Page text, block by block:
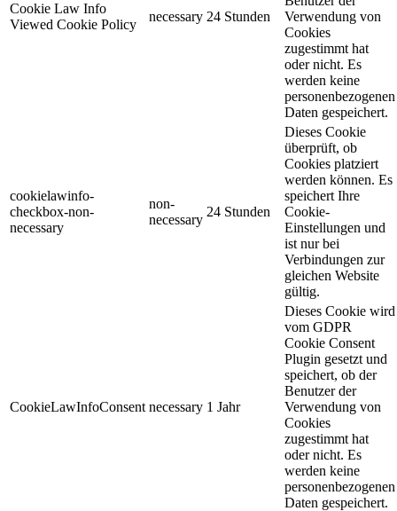
Cookie Law Info
Viewed Cookie Policy
necessary 24 Stunden
Verwendung von
Cookies
zugestimmt hat
oder nicht. Es
werden keine
personenbezogenen
Daten gespeichert.
cookielawinfo-
checkbox-non-
necessary
non-
necessary
24 Stunden
Dieses Cookie
überprüft, ob
Cookies platziert
werden können. Es
speichert Ihre
Cookie-
Einstellungen und
ist nur bei
Verbindungen zur
gleichen Website
gültig.
CookieLawInfoConsent necessary 1 Jahr
Dieses Cookie wird
vom GDPR
Cookie Consent
Plugin gesetzt und
speichert, ob der
Benutzer der
Verwendung von
Cookies
zugestimmt hat
oder nicht. Es
werden keine
personenbezogenen
Daten gespeichert.